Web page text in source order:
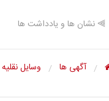
⫸ نشان ها و یادداشت ها
آگهی ها وسایل نقلیه